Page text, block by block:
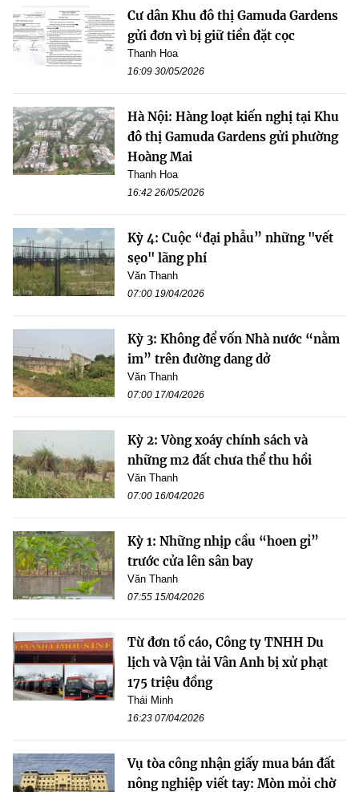
Cư dân Khu đô thị Gamuda Gardens
gửi đơn vì bị giữ tiền đặt cọc
Thanh Hoa
16:09 30/05/2026
Hà Nội: Hàng loạt kiến nghị tại Khu
đô thị Gamuda Gardens gửi phường
Hoàng Mai
Thanh Hoa
16:42 26/05/2026
Kỳ 4: Cuộc “đại phẫu” những "vết
sẹo" lãng phí
Văn Thanh
07:00 19/04/2026
Kỳ 3: Không để vốn Nhà nước “nằm
im” trên đường dang dở
Văn Thanh
07:00 17/04/2026
Kỳ 2: Vòng xoáy chính sách và
những m2 đất chưa thể thu hồi
Văn Thanh
07:00 16/04/2026
Kỳ 1: Những nhịp cầu “hoen gỉ”
trước cửa lên sân bay
Văn Thanh
07:55 15/04/2026
Từ đơn tố cáo, Công ty TNHH Du
lịch và Vận tải Vân Anh bị xử phạt
175 triệu đồng
Thái Minh
16:23 07/04/2026
Vụ tòa công nhận giấy mua bán đất
nông nghiệp viết tay: Mòn mỏi chờ